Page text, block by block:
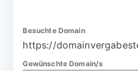
Besuchte Domain
https://
Gewünschte Domain/s